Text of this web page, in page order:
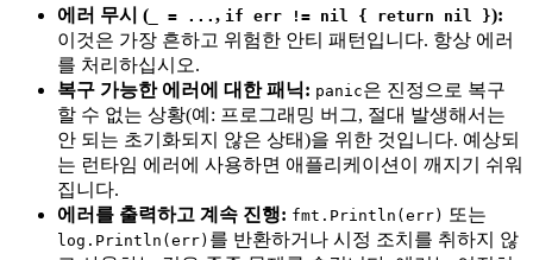
에러 무시 ( _ = ... , if err != nil { return nil }):
이것은 가장 흔하고 위험한 안티 패턴입니다. 항상 에러
를 처리하십시오.
복구 가능한 에러에 대한 패닉: panic은 진정으로 복구
할 수 없는 상황(예: 프로그래밍 버그, 절대 발생해서는
안 되는 초기화되지 않은 상태)을 위한 것입니다. 예상되
는 런타임 에러에 사용하면 애플리케이션이 깨지기 쉬워
집니다.
에러를 출력하고 계속 진행: fmt.Println(err) 또는
log.Println(err) 를 반환하거나 시정 조치를 취하지 않